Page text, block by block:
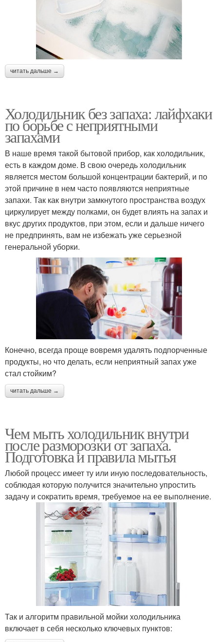
читать дальше →
Холодильник без запаха: лайфхаки
по борьбе с неприятными
запахами
В наше время такой бытовой прибор, как холодильник,
есть в каждом доме. В свою очередь холодильник
является местом большой концентрации бактерий, и по
этой причине в нем часто появляются неприятные
запахи. Так как внутри замкнутого пространства воздух
циркулирует между полками, он будет влиять на запах и
вкус других продуктов, при этом, если и дальше ничего
не предпринять, вам не избежать уже серьезной
генеральной уборки.
Конечно, всегда проще вовремя удалять подпорченные
продукты, но что делать, если неприятный запах уже
стал стойким?
читать дальше →
Чем мыть холодильник внутри
после разморозки от запаха.
Подготовка и правила мытья
Любой процесс имеет ту или иную последовательность,
соблюдая которую получится значительно упростить
задачу и сократить время, требуемое на ее выполнение.
Так и алгоритм правильной мойки холодильника
включает в себя несколько ключевых пунктов: